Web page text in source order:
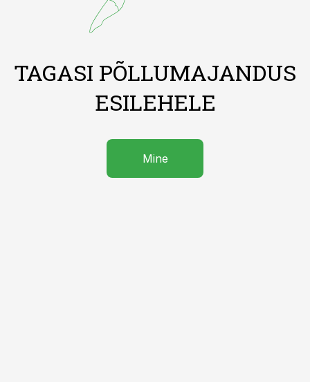
TAGASI PÕLLUMAJANDUS
ESILEHELE
Mine